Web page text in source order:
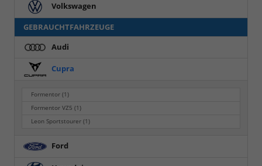
Volkswagen
GEBRAUCHTFAHRZEUGE
Audi
Cupra
Formentor(1)
Formentor VZ5(1)
Leon Sportstourer(1)
Ford